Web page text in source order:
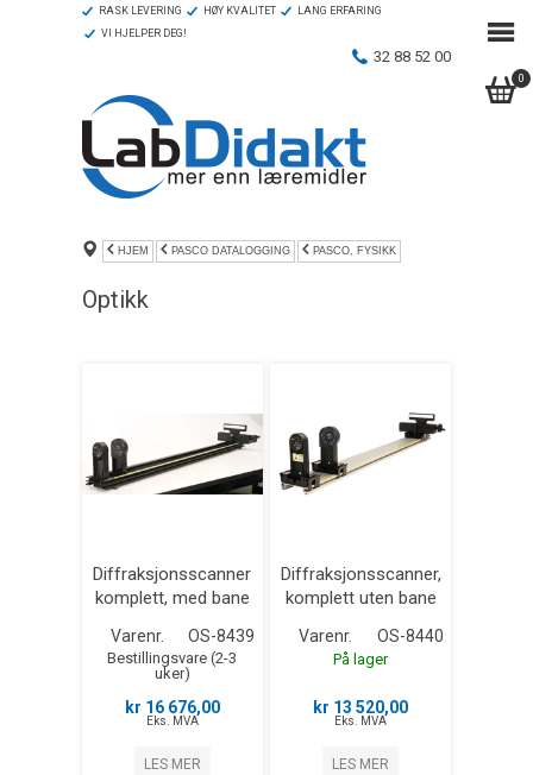
0
RASK LEVERING HØY KVALITET
LANG ERFARING
VI HJELPER DEG!
32 88 52 00
HJEM PASCO DATALOGGING PASCO, FYSIKK
Optikk
Diffraksjonsscanner
komplett, med bane
Varenr. OS-8439
Bestillingsvare (2-3
uker)
kr 16 676,00
Eks. MVA
LES MER
Diffraksjonsscanner,
komplett uten bane
Varenr. OS-8440
På lager
kr 13 520,00
Eks. MVA
LES MER